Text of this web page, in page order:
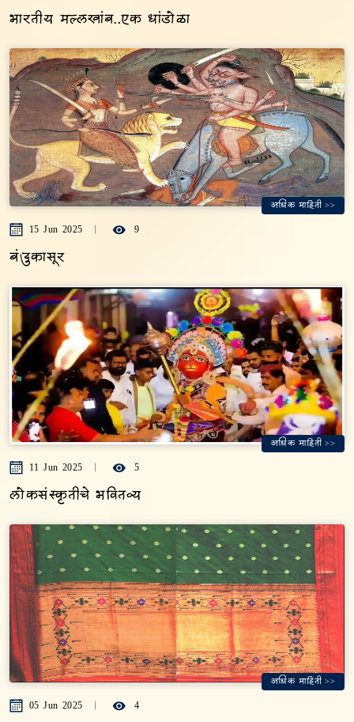
भारतीय मल्लखांब..एक धांडोळा
अधिक माहिती >>
15 Jun 2025 9
बंदुकासूर
अधिक माहिती >>
11 Jun 2025 5
लोकसंस्कृतीचे भवितव्य
अधिक माहिती >>
05 Jun 2025 4